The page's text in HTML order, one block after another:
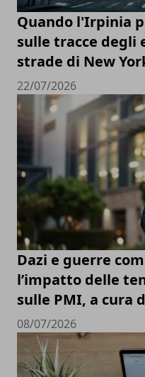
Quando l'Irpinia
sulle tracce degli
strade di New
22/07/2026
Dazi e guerre
l’impatto delle
sulle PMI, a cura
08/07/2026